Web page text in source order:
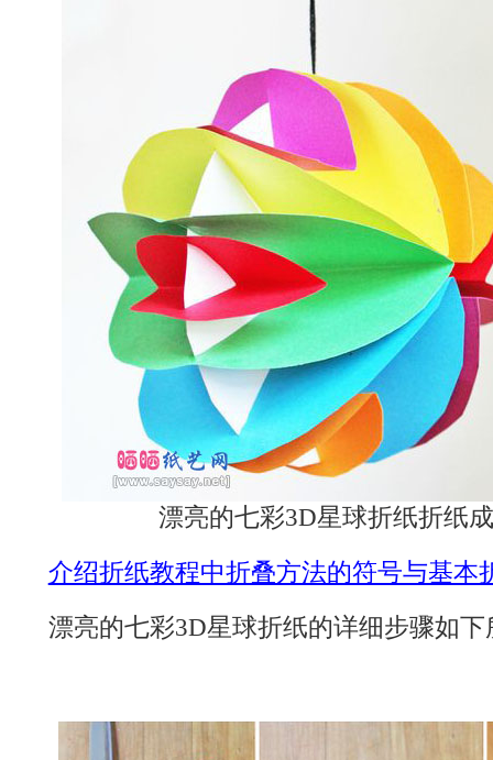
漂亮的七彩3D星球折纸折纸
介绍折纸教程中折叠方法的符号与基本
漂亮的七彩3D星球折纸的详细步骤如下